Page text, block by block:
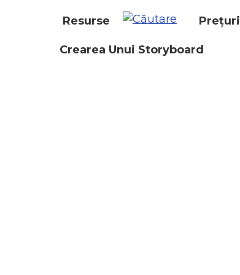
Resurse Prețuri
Crearea Unui Storyboard